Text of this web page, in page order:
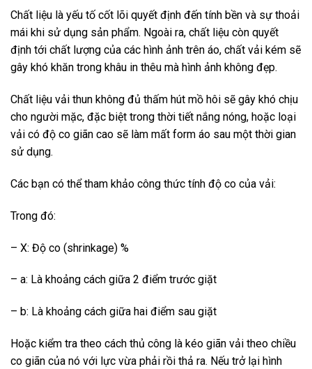
Chất liệu là yếu tố cốt lõi quyết định đến tính bền và sự thoải
mái khi sử dụng sản phẩm. Ngoài ra, chất liệu còn quyết
định tới chất lượng của các hình ảnh trên áo, chất vải kém sẽ
gây khó khăn trong khâu in thêu mà hình ảnh không đẹp.
Chất liệu vải thun không đủ thấm hút mồ hôi sẽ gây khó chịu
cho người mặc, đặc biệt trong thời tiết nắng nóng, hoặc loại
vải có độ co giãn cao sẽ làm mất form áo sau một thời gian
sử dụng.
Các bạn có thể tham khảo công thức tính độ co của vải:
Trong đó:
– X: Độ co (shrinkage) %
– a: Là khoảng cách giữa 2 điểm trước giặt
– b: Là khoảng cách giữa hai điểm sau giặt
Hoặc kiểm tra theo cách thủ công là kéo giãn vải theo chiều
co giãn của nó với lực vừa phải rồi thả ra. Nếu trở lại hình